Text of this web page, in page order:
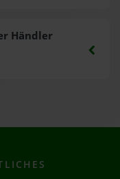
Händler